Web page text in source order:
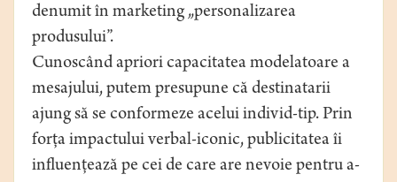
denumit în marketing „personalizarea
produsului”.
Cunoscând apriori capacitatea modelatoare a
mesajului, putem presupune că destinatarii
ajung să se conformeze acelui individ-tip. Prin
forţa impactului verbal-iconic, publicitatea îi
influenţează pe cei de care are nevoie pentru a-